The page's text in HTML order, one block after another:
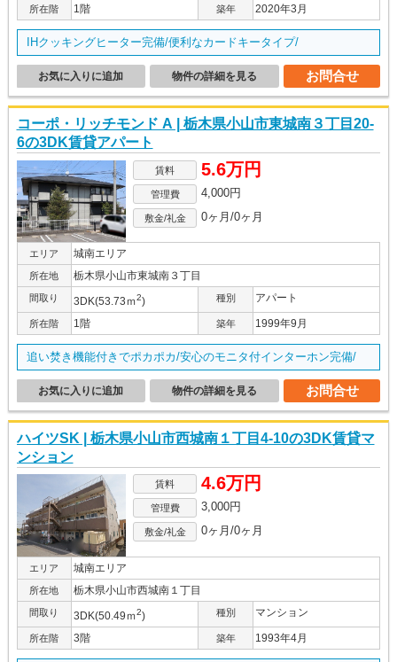
所在階 1階 築年 2020年3月
IHクッキングヒーター完備/便利なカードキータイプ/
お問合せ
物件の詳細を見る
お気に入りに追加
コーポ・リッチモンド A | 栃木県小山市東城南３丁目20-
6の3DK賃貸アパート
賃料 5.6万円
管理費 4,000円
敷金/礼金 0ヶ月/0ヶ月
エリア 城南エリア
所在地 栃木県小山市東城南３丁目
間取り 3DK(53.73ｍ2) 種別 アパート
所在階 1階 築年 1999年9月
追い焚き機能付きでポカポカ/安心のモニタ付インターホン完備/
お問合せ
物件の詳細を見る
お気に入りに追加
ハイツSK | 栃木県小山市西城南１丁目4-10の3DK賃貸マ
ンション
賃料 4.6万円
管理費 3,000円
敷金/礼金 0ヶ月/0ヶ月
エリア 城南エリア
所在地 栃木県小山市西城南１丁目
間取り 3DK(50.49ｍ2) 種別 マンション
所在階 3階 築年 1993年4月